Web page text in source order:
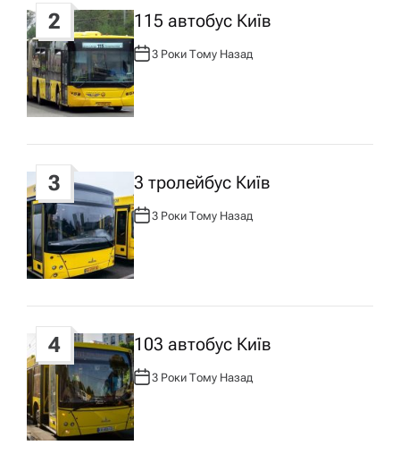
я
з
а
п
и
с
у
2 115 автобус Київ
А
Т
О
Р
:
3 Роки Тому Назад
3 3 тролейбус Київ
А
В
Т
О
Р
:
3 Роки Тому Назад
4 103 автобус Київ
А
В
Т
О
Р
:
3 Роки Тому Назад